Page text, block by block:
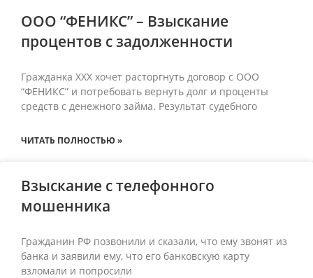
ООО “ФЕНИКС” – Взыскание
процентов с задолженности
Гражданка ХХХ хочет расторгнуть договор с ООО
“ФЕНИКС” и потребовать вернуть долг и проценты
средств с денежного займа. Результат судебного
ЧИТАТЬ ПОЛНОСТЬЮ »
Взыскание с телефонного
мошенника
Гражданин РФ позвонили и сказали, что ему звонят из
банка и заявили ему, что его банковскую карту
взломали и попросили